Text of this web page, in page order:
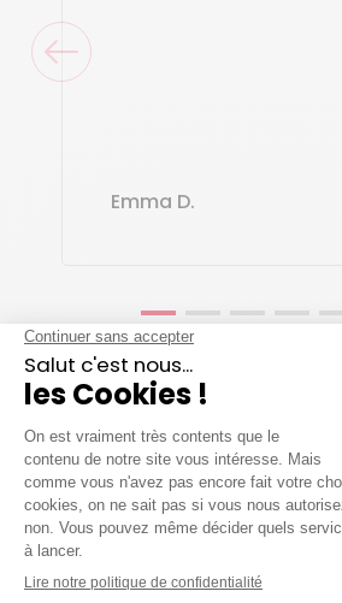
Emma D.
Voir tous les avis
Agences et